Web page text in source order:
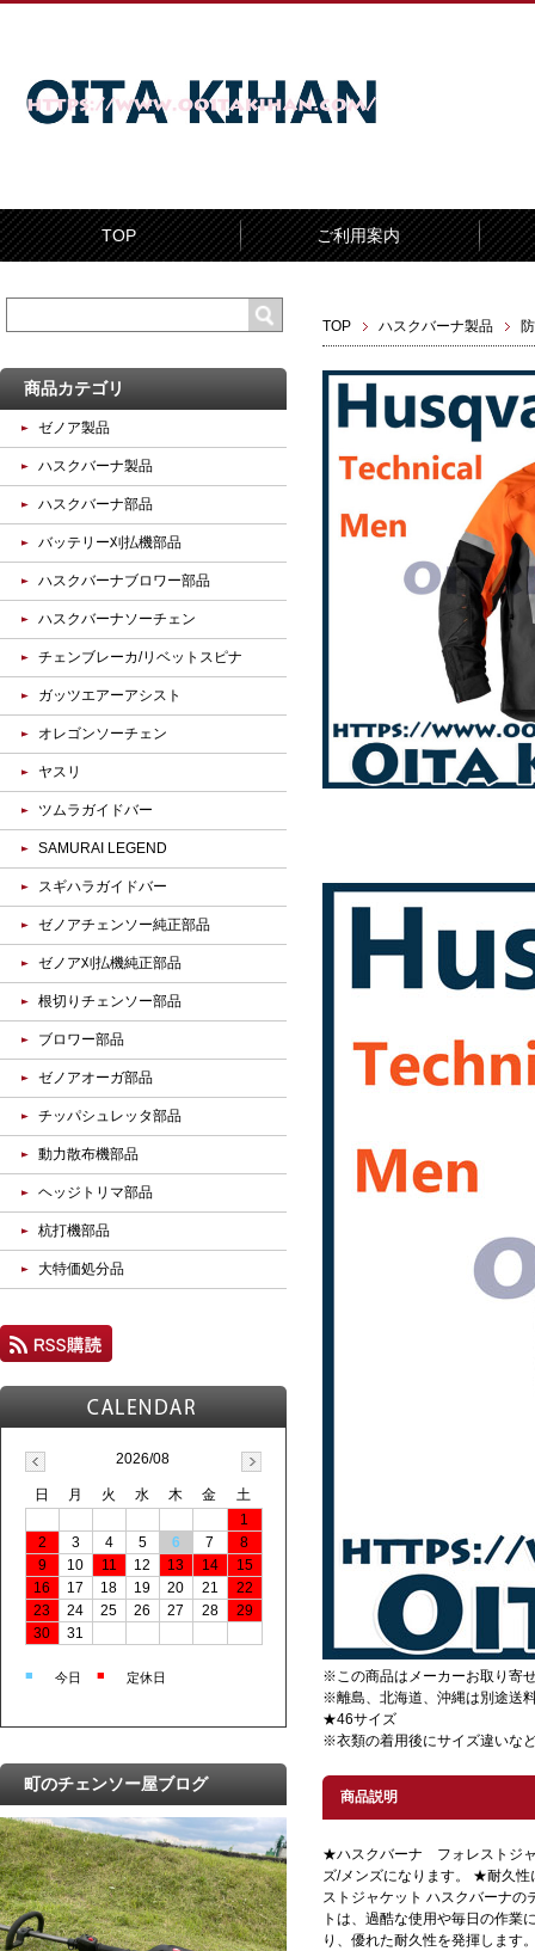
TOP ご利用案内
TOP ハスクバーナ製品
※この商品はメーカーお取り寄
※離島、北海道、沖縄は別途送
★46サイズ
※衣類の着用後にサイズ違いな
商品説明
★ハスクバーナ フォレストジ
ズ/メンズになります。 ★耐久
ストジャケット ハスクバーナの
トは、過酷な使用や毎日の作業
り、優れた耐久性を発揮します
商品カテゴリ
ゼノア製品
ハスクバーナ製品
ハスクバーナ部品
バッテリー刈払機部品
ハスクバーナブロワー部品
ハスクバーナソーチェン
チェンブレーカ/リベットスピナ
ガッツエアーアシスト
オレゴンソーチェン
ヤスリ
ツムラガイドバー
SAMURAI LEGEND
スギハラガイドバー
ゼノアチェンソー純正部品
ゼノア刈払機純正部品
根切りチェンソー部品
ブロワー部品
ゼノアオーガ部品
チッパシュレッタ部品
動力散布機部品
ヘッジトリマ部品
杭打機部品
大特価処分品
2026/08
日 月 火 水 木 金
土
1
2
3 4 5 6 7
8
9
10 11 12 13 14
15
16
17 18 19 20 21
22
23
24 25 26 27 28
29
30
31
■ 今日 ■ 定休日
町のチェンソー屋ブログ